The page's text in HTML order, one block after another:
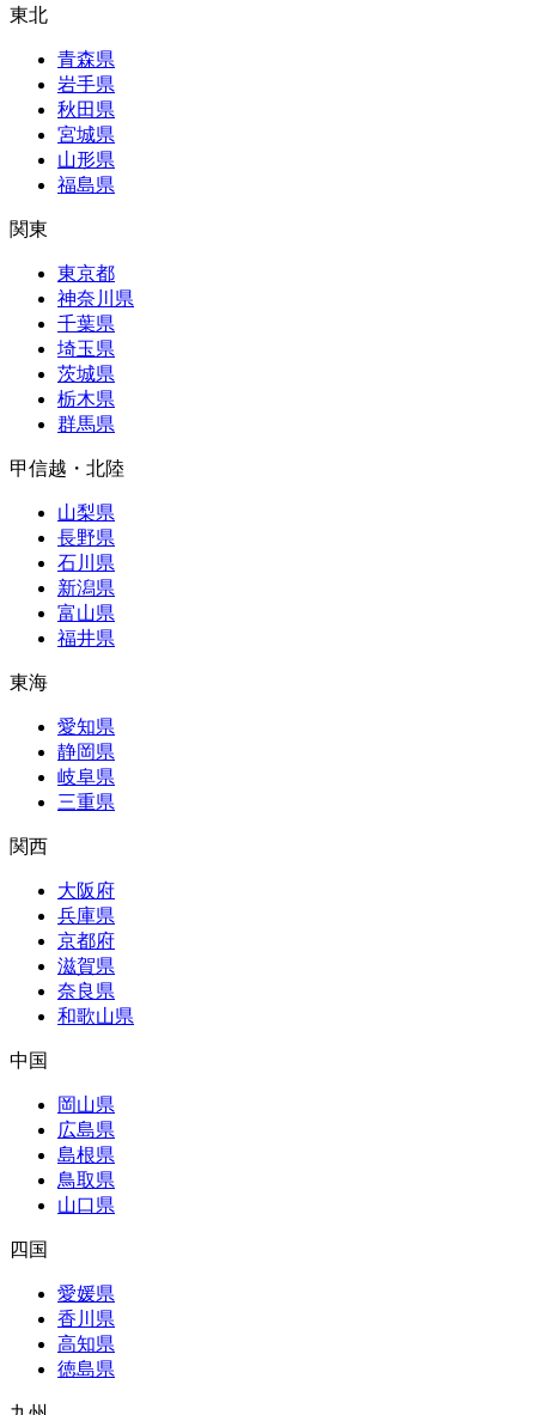
東北
青森県
岩手県
秋田県
宮城県
山形県
福島県
関東
東京都
神奈川県
千葉県
埼玉県
茨城県
栃木県
群馬県
甲信越・北陸
山梨県
長野県
石川県
新潟県
富山県
福井県
東海
愛知県
静岡県
岐阜県
三重県
関西
大阪府
兵庫県
京都府
滋賀県
奈良県
和歌山県
中国
岡山県
広島県
島根県
鳥取県
山口県
四国
愛媛県
香川県
高知県
徳島県